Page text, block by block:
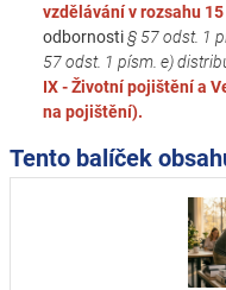
vzdělávání v rozsahu
odbornosti§ 57 odst. 1
57 odst. 1 písm. e)
IX - Životní pojištění a
na pojištění).
Tento balíček